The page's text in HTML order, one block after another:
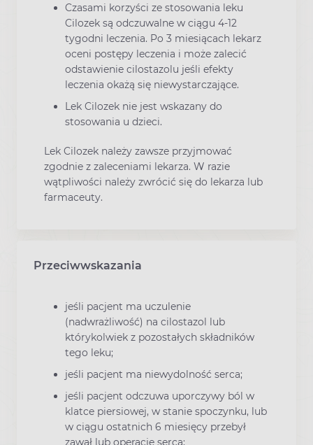
Czasami korzyści ze stosowania leku
Cilozek są odczuwalne w ciągu 4-12
tygodni leczenia. Po 3 miesiącach lekarz
oceni postępy leczenia i może zalecić
odstawienie cilostazolu jeśli efekty
leczenia okażą się niewystarczające.
Lek Cilozek nie jest wskazany do
stosowania u dzieci.
Lek Cilozek należy zawsze przyjmować
zgodnie z zaleceniami lekarza. W razie
wątpliwości należy zwrócić się do lekarza lub
farmaceuty.
Przeciwwskazania
jeśli pacjent ma uczulenie
(nadwrażliwość) na cilostazol lub
którykolwiek z pozostałych składników
tego leku;
jeśli pacjent ma niewydolność serca;
jeśli pacjent odczuwa uporczywy ból w
klatce piersiowej, w stanie spoczynku, lub
w ciągu ostatnich 6 miesięcy przebył
zawał lub operację serca;